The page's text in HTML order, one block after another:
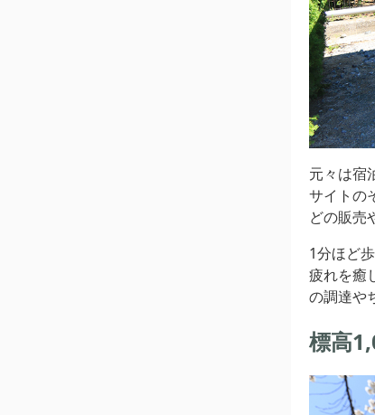
元々は宿
サイトの
どの販売
1分ほど
疲れを癒
の調達や
標高